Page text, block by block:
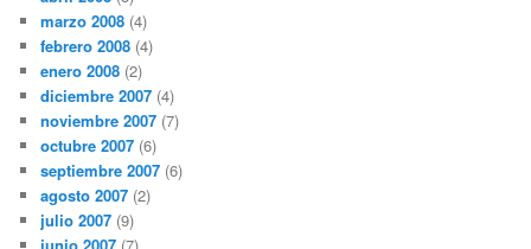
marzo 2008 (4)
febrero 2008 (4)
enero 2008 (2)
diciembre 2007 (4)
noviembre 2007 (7)
octubre 2007 (6)
septiembre 2007 (6)
agosto 2007 (2)
julio 2007 (9)